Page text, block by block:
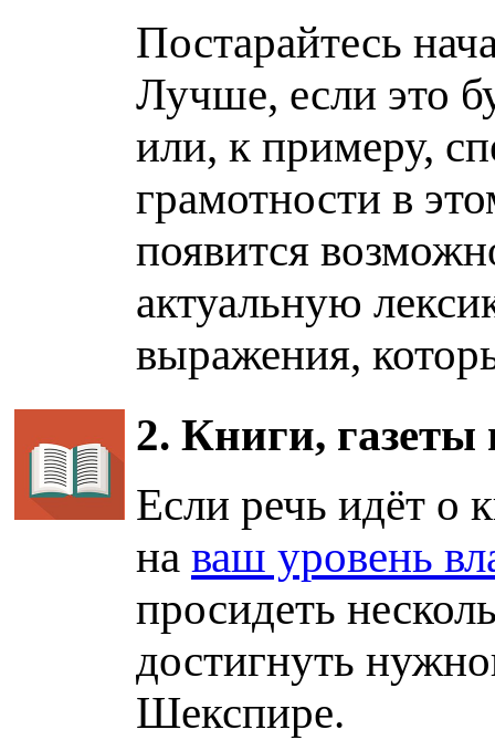
Постарайтесь
Лучше, если это
или, к примеру,
грамотности в
появится
актуальную
выражения,
2. Книги,
Если речь идёт о
на ваш уровень
просидеть
достигнуть
Шекспире.